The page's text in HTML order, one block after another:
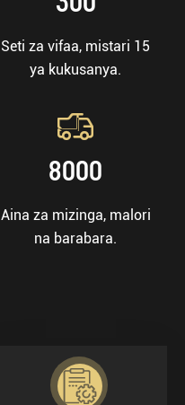
Seti za vifaa, mistari 15
ya kukusanya.

8000
Aina za mizinga, malori
na barabara.
